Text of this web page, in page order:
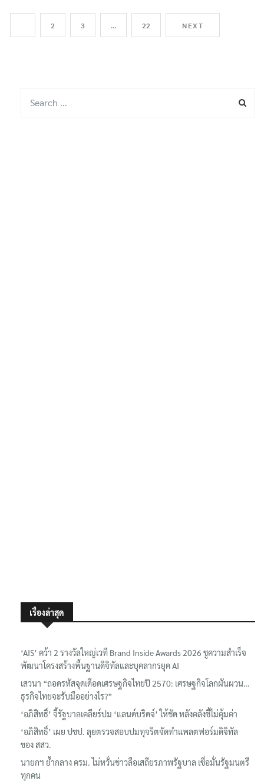
2 3 … 22 NEXT
เรื่องล่าสุด
‘AIS’ คว้า 2 รางวัลใหญ่เวที Brand Inside Awards 2026 ชูความสำเร็จ
พัฒนาโครงสร้างพื้นฐานดิจิทัลและบุคลากรยุค AI
เสวนา “ถอดรหัสจุดเดือดเศรษฐกิจไทยปี 2570: เศรษฐกิจโลกผันผวน…
ธุรกิจไทยจะรับมืออย่างไร?”
‘อภิสิทธิ์’ จี้รัฐบาลเคลียร์ปม ‘แลนด์บริดจ์’ ให้ชัด หลังคลังชี้ไม่คุ้มค่า
‘อภิสิทธิ์’ เผย ปชป. ลุยตรวจสอบปมทุจริตจัดทำแพลตฟอร์มดิจิทัล
ของ สสว.
นายกฯ ย้ำกลาง ครม. ไม่หวั่นข่าวลือเสถียรภาพรัฐบาล เชื่อมั่นรัฐมนตรี
ทุกคน